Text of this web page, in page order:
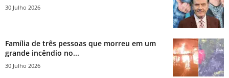
30 Julho 2026
Família de três pessoas que morreu em um
grande incêndio no...
30 Julho 2026